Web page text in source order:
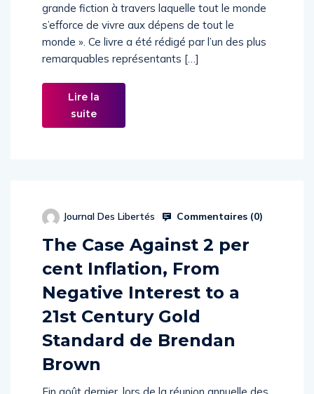
grande fiction à travers laquelle tout le monde
s’efforce de vivre aux dépens de tout le
monde ». Ce livre a été rédigé par l’un des plus
remarquables représentants […]
Lire la
suite
Journal Des Libertés Commentaires (0)
The Case Against 2 per
cent Inflation, From
Negative Interest to a
21st Century Gold
Standard de Brendan
Brown